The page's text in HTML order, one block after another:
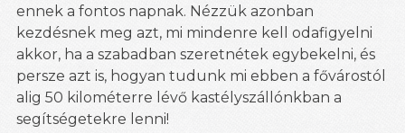
ennek a fontos napnak. Nézzük azonban
kezdésnek meg azt, mi mindenre kell odafigyelni
akkor, ha a szabadban szeretnétek egybekelni, és
persze azt is, hogyan tudunk mi ebben a fővárostól
alig 50 kilométerre lévő kastélyszállónkban a
segítségetekre lenni!